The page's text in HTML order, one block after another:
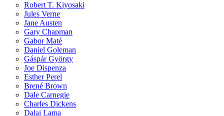
Robert T. Kiyosaki
Jules Verne
Jane Austen
Gary Chapman
Gabor Maté
Daniel Goleman
Gáspár György
Joe Dispenza
Esther Perel
Brené Brown
Dale Carnegie
Charles Dickens
Dalai Lama